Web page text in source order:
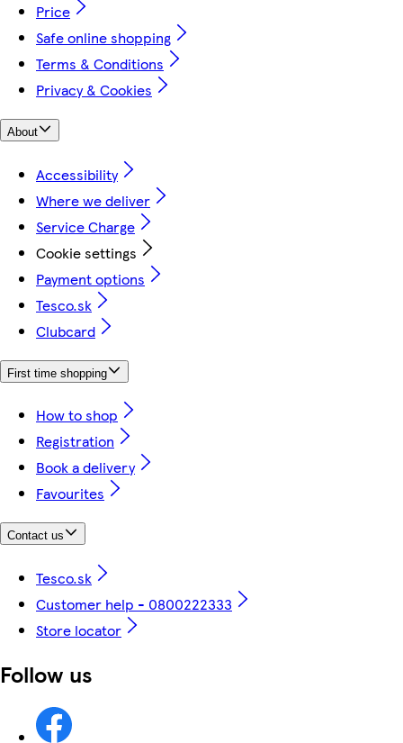
Price
Safe online shopping
Terms & Conditions
Privacy & Cookies
About
Accessibility
Where we deliver
Service Charge
Cookie settings
Payment options
Tesco.sk
Clubcard
First time shopping
How to shop
Registration
Book a delivery
Favourites
Contact us
Tesco.sk
Customer help - 0800222333
Store locator
Follow us